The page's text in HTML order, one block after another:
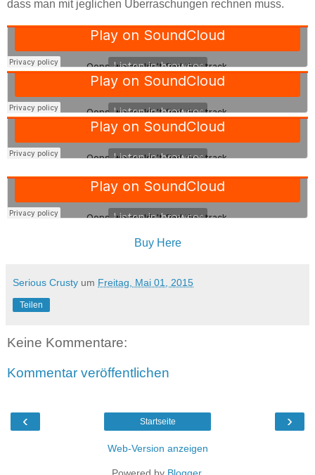
dass man mit jeglichen Überraschungen rechnen muss.
Buy Here
Serious Crusty um Freitag, Mai 01, 2015
Teilen
Keine Kommentare:
Kommentar veröffentlichen
‹ ›
Startseite
Web-Version anzeigen
Powered by Blogger.